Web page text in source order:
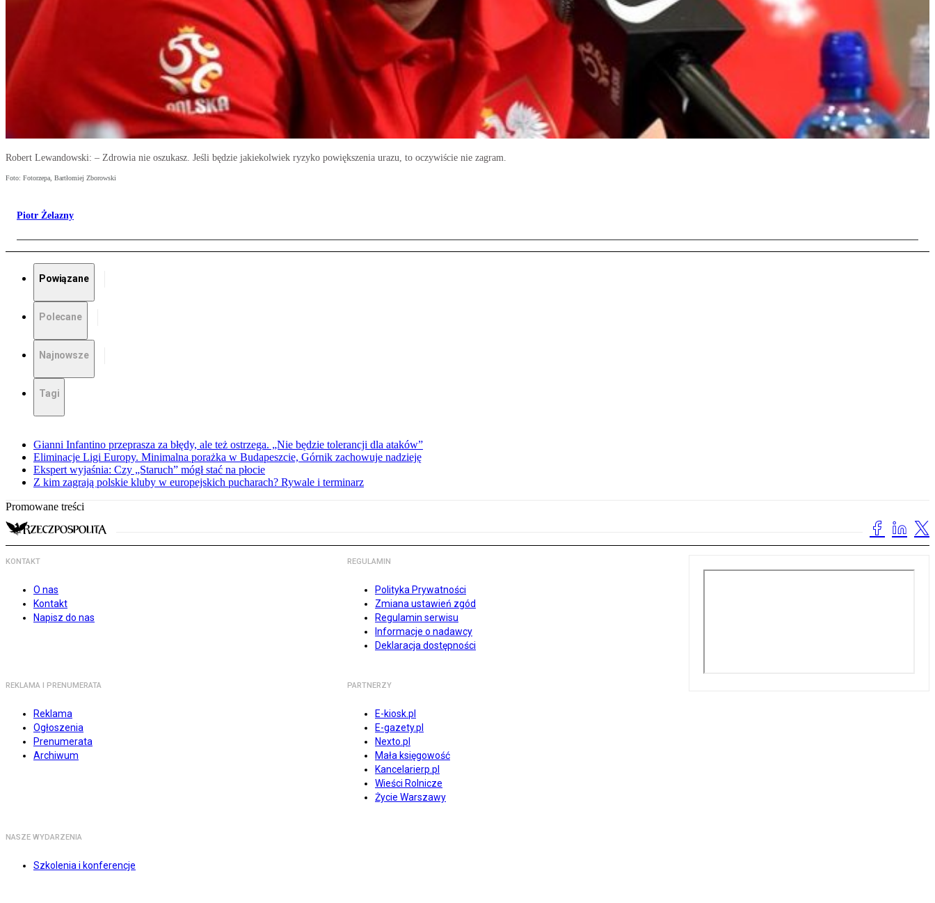
Robert Lewandowski: – Zdrowia nie oszukasz. Jeśli będzie jakiekolwiek ryzyko powiększenia urazu, to oczywiście nie zagram.
Foto: Fotorzepa, Bartłomiej Zborowski
Piotr Żelazny
Powiązane
Polecane
Najnowsze
Tagi
Gianni Infantino przeprasza za błędy, ale też ostrzega. „Nie będzie tolerancji dla ataków”
Eliminacje Ligi Europy. Minimalna porażka w Budapeszcie, Górnik zachowuje nadzieję
Ekspert wyjaśnia: Czy „Staruch” mógł stać na płocie
Z kim zagrają polskie kluby w europejskich pucharach? Rywale i terminarz
Promowane treści
KONTAKT
O nas
Kontakt
Napisz do nas
REGULAMIN
Polityka Prywatności
Zmiana ustawień zgód
Regulamin serwisu
Informacje o nadawcy
Deklaracja dostępności
REKLAMA I PRENUMERATA
Reklama
Ogłoszenia
Prenumerata
Archiwum
PARTNERZY
E-kiosk.pl
E-gazety.pl
Nexto.pl
Mała księgowość
Kancelarierp.pl
Wieści Rolnicze
Życie Warszawy
NASZE WYDARZENIA
Szkolenia i konferencje